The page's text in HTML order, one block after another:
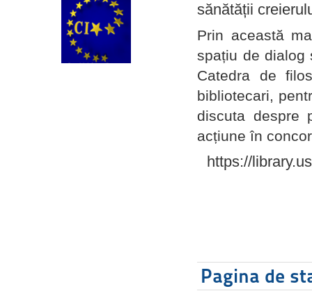
sănătății
Prin această
spațiu de dialog
Catedra de
bibliotecari,
discuta despre
acțiune în
https://
Pagina de